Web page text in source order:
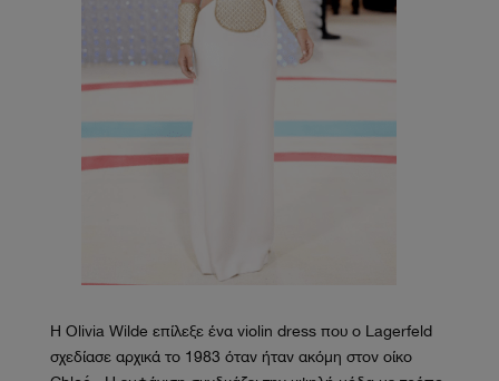
Η Olivia Wilde επίλεξε ένα violin dress που ο Lagerfeld
σχεδίασε αρχικά το 1983 όταν ήταν ακόμη στον οίκο